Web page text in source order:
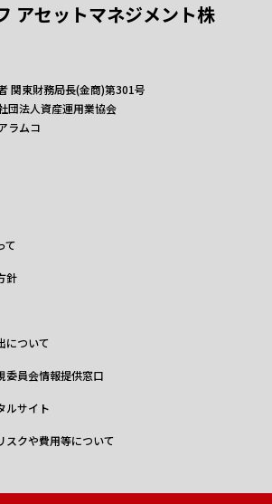
アセットマネジメント株
関東財務局長(金商)第301号
団法人資産運用業協会
ラムコ
て
針
について
委員会情報提供窓口
ルサイト
スクや費用等について